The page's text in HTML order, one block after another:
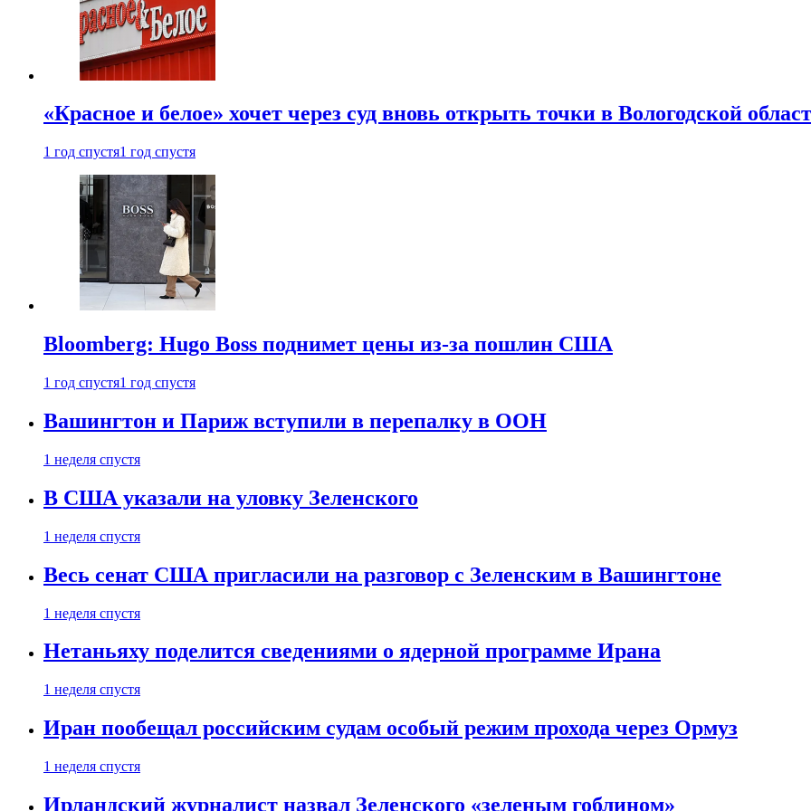
«Красное и белое» хочет через суд вновь открыть точки в Вологодской
1 год спустя1 год спустя
Bloomberg: Hugo Boss поднимет цены из-за пошлин США
1 год спустя1 год спустя
Вашингтон и Париж вступили в перепалку в ООН
1 неделя спустя
В США указали на уловку Зеленского
1 неделя спустя
Весь сенат США пригласили на разговор с Зеленским в Вашингтоне
1 неделя спустя
Нетаньяху поделится сведениями о ядерной программе Ирана
1 неделя спустя
Иран пообещал российским судам особый режим прохода через Ормуз
1 неделя спустя
Ирландский журналист назвал Зеленского «зеленым гоблином»